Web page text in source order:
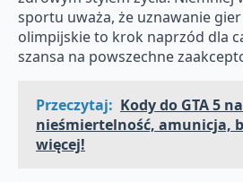
sportu uważa, że uznawanie
olimpijskie to krok naprzód dla
szansa na powszechne
Przeczytaj: Kody do GTA 5
nieśmiertelność, amunicja,
więcej!